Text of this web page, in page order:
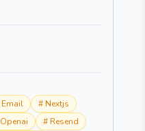
Email # Nextjs
Openai # Resend